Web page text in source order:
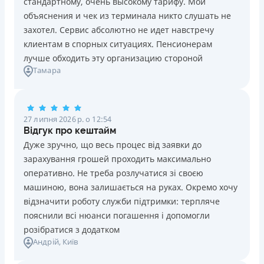
Ліцензія НБУ №10
Вся інформація про кредит
Знижена процентна ставка 0,01% в день для нових
клієнтів на період від 3 до 30 днів (після цього діє
стандартна ставка 1%)
Запитуються лише дані паспорта, ІПН, номер
банківської картки й телефону
Оформляються кредити онлайн 24/7. Розглядаються
кредитною історією
Переказуються гроші на банківську картку відразу
після підписання електронного договору про надання
кредиту
Даруються знижки до -99% постійним клієнтам на
майбутні кредити згідно з програмою лояльності
Програма лояльності для постійних клієнтів
Цілодобова підтримка в Viber, Telegram, Facebook
Недоліки
Нема кредиту для юросіб (ФОП)
объяснения и чек из терминала никто слушать не
захотел. Сервис абсолютно не идет навстречу
клиентам в спорных ситуациях. Пенсионерам
лучше обходить эту организацию стороной
Тамара
27 липня 2026 р. о 12:54
Відгук про кештайм
Дуже зручно, що весь процес від заявки до
зарахування грошей проходить максимально
оперативно. Не треба розлучатися зі своєю
машиною, вона залишається на руках. Окремо хочу
відзначити роботу служби підтримки: терпляче
пояснили всі нюанси погашення і допомогли
розібратися з додатком
Андрій, Київ